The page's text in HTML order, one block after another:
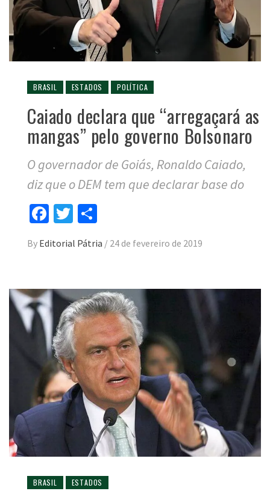
BRASIL ESTADOS POLÍTICA
Caiado declara que “arregaçará as
mangas” pelo governo Bolsonaro
O governador de Goiás, Ronaldo Caiado,
diz que o DEM tem que declarar base do
Facebook
Twitter
By Editorial Pátria / 24 de fevereiro de 2019
BRASIL ESTADOS